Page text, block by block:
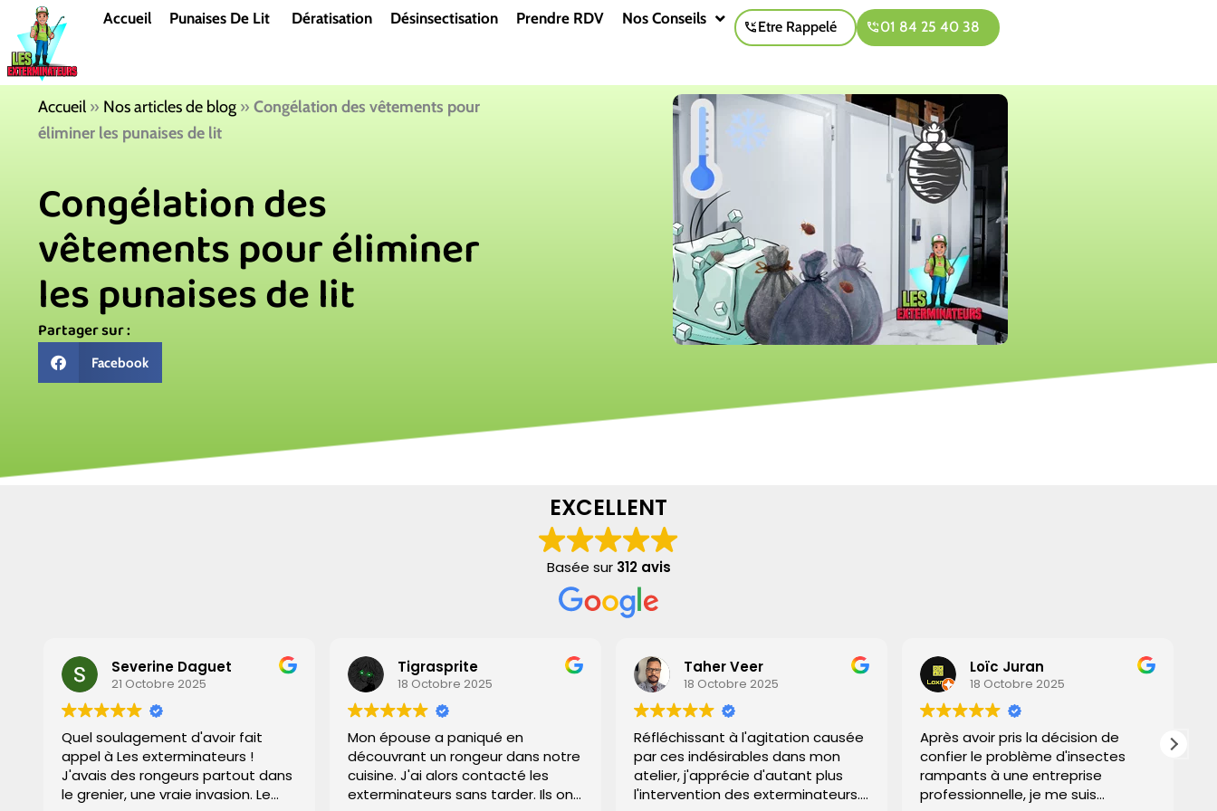
contenu
Accueil Punaises De Lit Dératisation Désinsectisation Prendre RDV Nos Conseils Etre Rappelé 01 84 25 40 38
Accueil » Nos articles de blog » Congélation des vêtements pour
éliminer les punaises de lit
Congélation des
vêtements pour éliminer
les punaises de lit
Partager sur :
Facebook
EXCELLENT
Basée sur 312 avis
Severine Daguet
21 Octobre 2025
Quel soulagement d'avoir fait
appel à Les exterminateurs !
J'avais des rongeurs partout dans
le grenier, une vraie invasion. Le
Tigrasprite
18 Octobre 2025
Mon épouse a paniqué en
découvrant un rongeur dans notre
cuisine. J'ai alors contacté les
exterminateurs sans tarder. Ils ont
Taher Veer
18 Octobre 2025
Réfléchissant à l'agitation causée
par ces indésirables dans mon
atelier, j'apprécie d'autant plus
l'intervention des exterminateurs.
Loïc Juran
18 Octobre 2025
Après avoir pris la décision de
confier le problème d'insectes
rampants à une entreprise
professionnelle, je me suis